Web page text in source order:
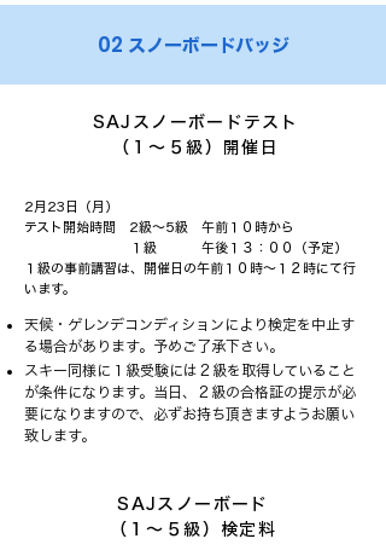
02 スノーボードバッジ
SAJスノーボードテスト
（１～５級）開催日
2月23日（月）
テスト開始時間 2級～5級 午前１０時から
１級 午後１３：００（予定）
１級の事前講習は、開催日の午前１０時～１２時にて行
います。
天候・ゲレンデコンディションにより検定を中止す
る場合があります。予めご了承下さい。
スキー同様に１級受験には２級を取得していること
が条件になります。当日、２級の合格証の提示が必
要になりますので、必ずお持ち頂きますようお願い
致します。
SAJスノーボード
（１～５級）検定料